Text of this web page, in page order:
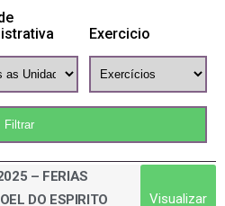
Exercicio
– FERIAS
DO ESPIRITO
Visualizar